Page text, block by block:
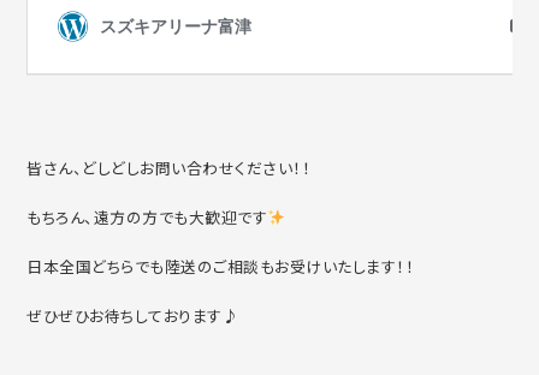
皆さん、どしどしお問い合わせください！！
もちろん、遠方の方でも大歓迎です
日本全国どちらでも陸送のご相談もお受けいたします！！
ぜひぜひお待ちしております♪